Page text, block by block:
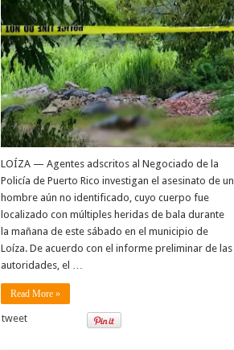
LOÍZA — Agentes adscritos al Negociado de la
Policía de Puerto Rico investigan el asesinato de un
hombre aún no identificado, cuyo cuerpo fue
localizado con múltiples heridas de bala durante
la mañana de este sábado en el municipio de
Loíza. De acuerdo con el informe preliminar de las
autoridades, el …
Read More »
tweet